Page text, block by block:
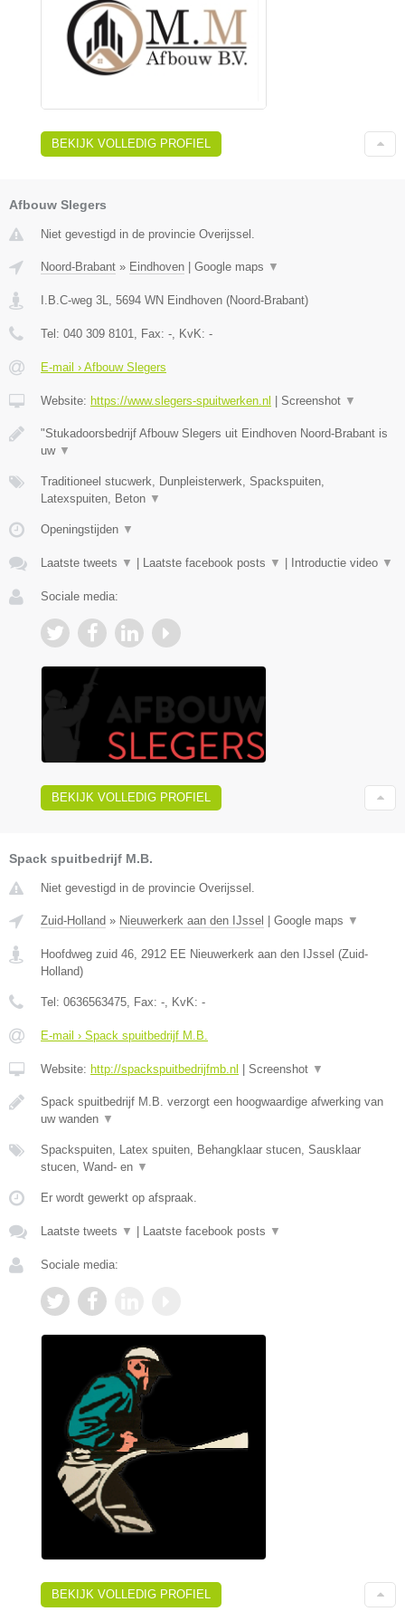
BEKIJK VOLLEDIG PROFIEL
Afbouw Slegers
Niet gevestigd in de provincie Overijssel.
Noord-Brabant » Eindhoven | Google maps ▼
I.B.C-weg 3L 5694 WN Eindhoven (Noord-Brabant)
Tel: 040 309 8101 , Fax: - , KvK: -
E-mail › Afbouw Slegers
Website: https://www.slegers-spuitwerken.nl | Screenshot ▼
"Stukadoorsbedrijf Afbouw Slegers uit Eindhoven Noord-Brabant is
uw ▼
Traditioneel stucwerk, Dunpleisterwerk, Spackspuiten,
Latexspuiten, Beton ▼
Openingstijden ▼
Laatste tweets ▼ | Laatste facebook posts ▼ | Introductie video ▼
Sociale media:
BEKIJK VOLLEDIG PROFIEL
Spack spuitbedrijf M.B.
Niet gevestigd in de provincie Overijssel.
Zuid-Holland » Nieuwerkerk aan den IJssel Google maps ▼
Hoofdweg zuid 46 2912 EE Nieuwerkerk aan den IJssel (Zuid-
Holland)
Tel: 0636563475 , Fax: - , KvK: -
E-mail › Spack spuitbedrijf M.B.
Website: http://spackspuitbedrijfmb.nl Screenshot ▼
Spack spuitbedrijf M.B. verzorgt een hoogwaardige afwerking van
uw wanden ▼
Spackspuiten, Latex spuiten, Behangklaar stucen, Sausklaar
stucen, Wand- en ▼
Er wordt gewerkt op afspraak.
Laatste tweets ▼ Laatste facebook posts ▼
Sociale media:
BEKIJK VOLLEDIG PROFIEL